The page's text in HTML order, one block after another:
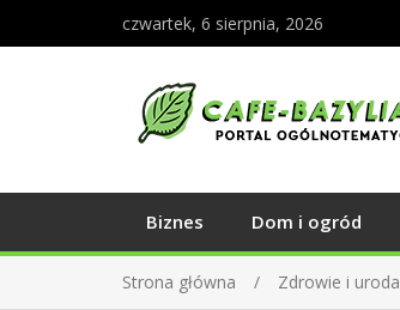
czwartek, 6 sierpnia, 2026
Biznes Dom i ogród
Strona główna Zdrowie i uroda